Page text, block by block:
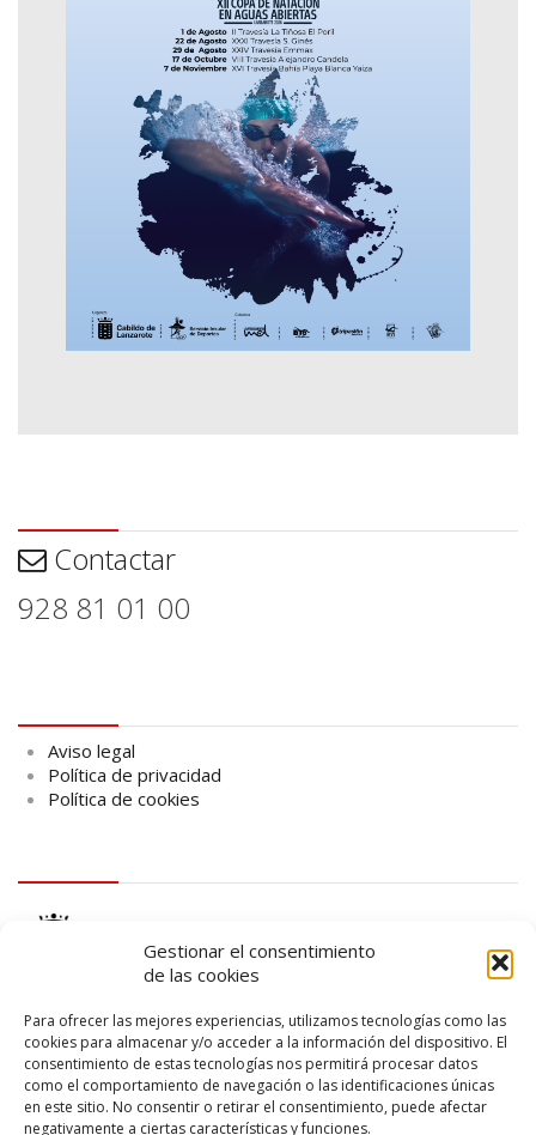
Gestionar el consentimiento
de las cookies
Para ofrecer las mejores experiencias, utilizamos tecnologías como las
cookies para almacenar y/o acceder a la información del dispositivo. El
consentimiento de estas tecnologías nos permitirá procesar datos
como el comportamiento de navegación o las identificaciones únicas
en este sitio. No consentir o retirar el consentimiento, puede afectar
negativamente a ciertas características y funciones.
Contactar
928 81 01 00
Aviso legal
Política de privacidad
Política de cookies
logo SID